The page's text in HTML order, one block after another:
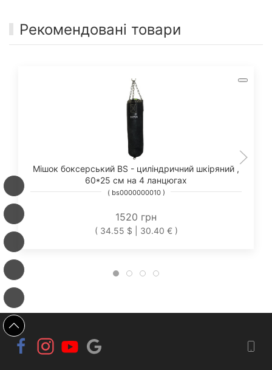
Рекомендовані товари
Мішок боксерський BS - циліндричний шкіряний ,
60*25 см на 4 ланцюгах
( bs0000000010 )
1520 грн
( 34.55 $ | 30.40 € )